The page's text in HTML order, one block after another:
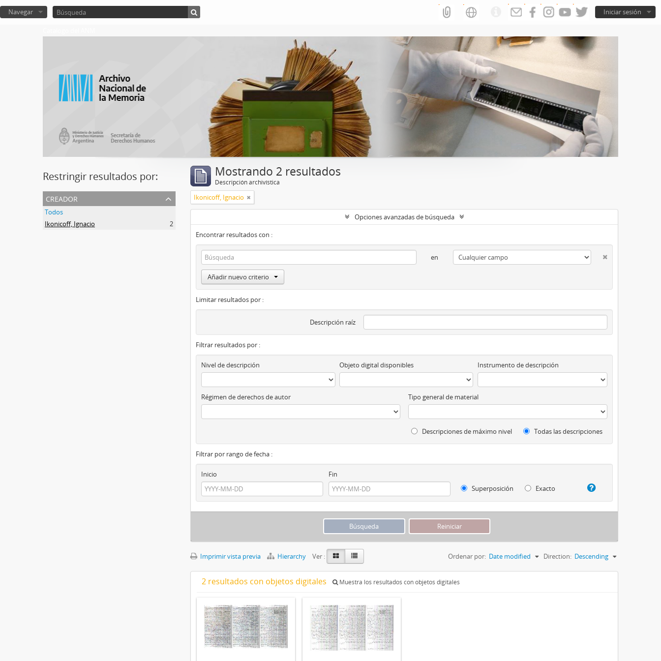
Iniciar sesión
Navegar
Restringir resultados por:
creador
Todos
Ikonicoff, Ignacio
2
Mostrando 2 resultados
Descripción archivística
Ikonicoff, Ignacio
Opciones avanzadas de búsqueda
Encontrar resultados con :
en
Añadir nuevo criterio
Limitar resultados por :
Descripción raíz
Filtrar resultados por :
Nivel de descripción Objeto digital disponibles Instrumento de descripción
Régimen de derechos de autor Tipo general de material
Descripciones de máximo nivel Todas las descripciones
Filtrar por rango de fecha :
Inicio
Fin
Superposición
Exacto
Imprimir vista previa Hierarchy Ver : Ordenar por: Date modified Direction: Descending
2 resultados con objetos digitales Muestra los resultados con objetos digitales